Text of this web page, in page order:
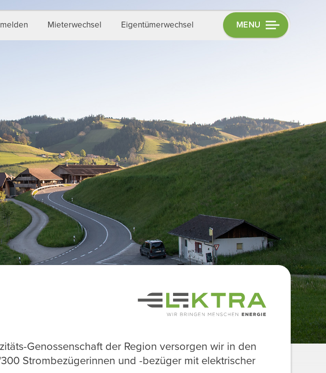
Mieterwechsel Eigentümerwechsel MENU
Tipps
Kontakt
Genossenschaft der Region versorgen wir in den
Strombezügerinnen und -bezüger mit elektrischer